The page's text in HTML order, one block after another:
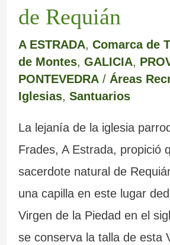
de Requián
A ESTRADA, Comarca de
de Montes, GALICIA,
PONTEVEDRA/ Áreas
Iglesias, Santuarios
La lejanía de la iglesia
Frades, A Estrada, propició
sacerdote natural de
una capilla en este lugar
Virgen de la Piedad en el
se conserva la talla de esta